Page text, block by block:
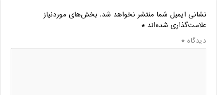
نشانی ایمیل شما منتشر نخواهد شد. بخش‌های موردنیاز
علامت‌گذاری شده‌اند*
دیدگاه*